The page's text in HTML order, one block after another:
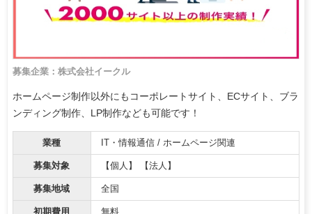
募集企業：株式会社イークル
ホームページ制作以外にもコーポレートサイト、ECサイト、ブラ
ンディング制作、LP制作なども可能です！
業種 IT・情報通信 / ホームページ関連
募集対象 【個人】 【法人】
募集地域 全国
初期費用 無料